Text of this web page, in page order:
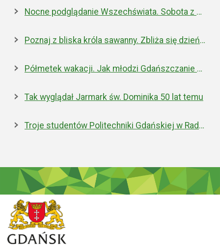
Nocne podglądanie Wszechświata. Sobota z Perseidami w Hevelianum
Poznaj z bliska króla sawanny. Zbliża się dzień lwa w gdańskim zoo
Półmetek wakacji. Jak młodzi Gdańszczanie spędzają czas w ramach Akcji Lato?
Tak wyglądał Jarmark św. Dominika 50 lat temu
Troje studentów Politechniki Gdańskiej w Radzie Studentów przy Prezesie POLSA